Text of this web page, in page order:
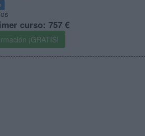
curso: 757 €
¡GRATIS!